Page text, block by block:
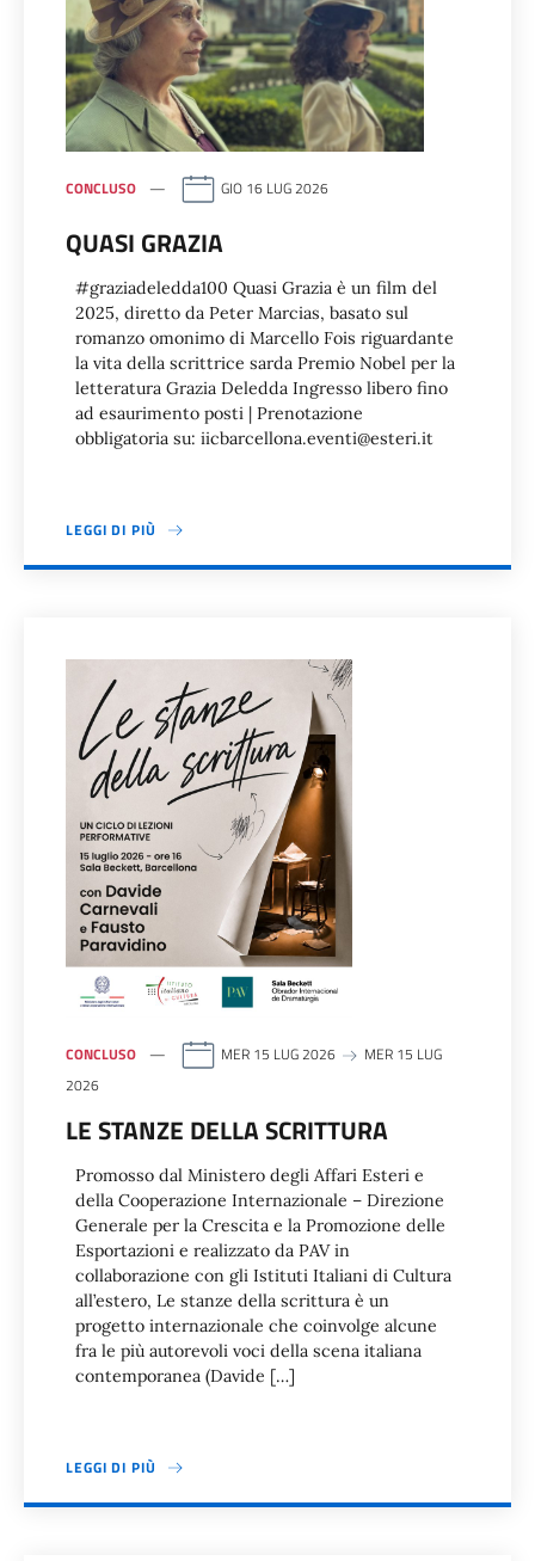
CONCLUSO GIO 16 LUG 2026
QUASI GRAZIA
#graziadeledda100 Quasi Grazia è un film del
2025, diretto da Peter Marcias, basato sul
romanzo omonimo di Marcello Fois riguardante
la vita della scrittrice sarda Premio Nobel per la
letteratura Grazia Deledda Ingresso libero fino
ad esaurimento posti | Prenotazione
obbligatoria su: iicbarcellona.eventi@esteri.it
LEGGI DI PIÙ
CONCLUSO MER 15 LUG 2026
MER 15 LUG
2026
LE STANZE DELLA SCRITTURA
Promosso dal Ministero degli Affari Esteri e
della Cooperazione Internazionale – Direzione
Generale per la Crescita e la Promozione delle
Esportazioni e realizzato da PAV in
collaborazione con gli Istituti Italiani di Cultura
all’estero, Le stanze della scrittura è un
progetto internazionale che coinvolge alcune
fra le più autorevoli voci della scena italiana
contemporanea (Davide […]
LEGGI DI PIÙ